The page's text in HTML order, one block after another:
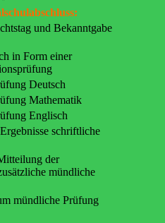
und Bekanntgabe
in Form einer
Deutsch
Mathematik
Englisch
schriftliche
der
mündliche
mündliche Prüfung